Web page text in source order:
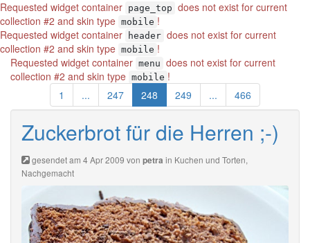
Requested widget container page_top does not exist for current
collection #2 and skin type mobile !
Requested widget container
header does not exist for current
collection #2 and skin type mobile !
Requested widget container menu does not exist for current
collection #2 and skin type mobile !
1
... 247 248 249 ... 466
Zuckerbrot für die Herren ;-)
gesendet am 4 Apr 2009 von petra in Kuchen und Torten,
Nachgemacht